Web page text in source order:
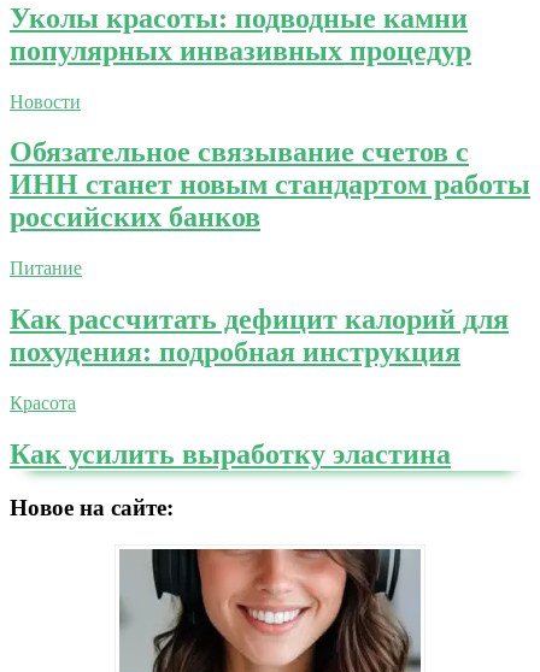
Уколы красоты: подводные камни
популярных инвазивных процедур
Новости
Обязательное связывание счетов с
ИНН станет новым стандартом работы
российских банков
Питание
Как рассчитать дефицит калорий для
похудения: подробная инструкция
Красота
Как усилить выработку эластина
Новое на сайте: